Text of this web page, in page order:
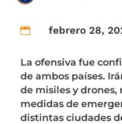
 febrero 28,
La ofensiva fue
de ambos países.
de misiles y
medidas de
distintas ciudades